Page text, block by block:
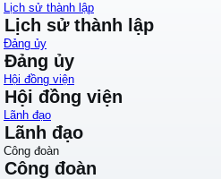
Lịch sử thành lập
Lịch sử thành lập
Đảng ủy
Đảng ủy
Hội đồng viện
Hội đồng viện
Lãnh đạo
Lãnh đạo
Công đoàn
Công đoàn